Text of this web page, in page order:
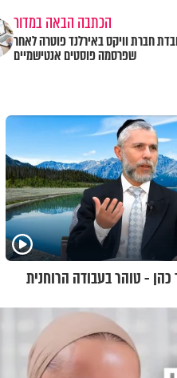
הכתבה הבאה במדור
חברת וויקס באירלנד פוטרה לאחר
שפרסמה פוסטים אנטישמיים
כהן - טוהר בעבודה הרוחנית